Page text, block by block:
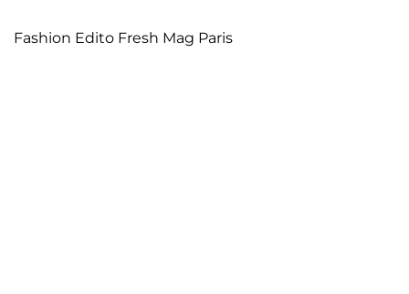
Fashion Edito Fresh Mag Paris